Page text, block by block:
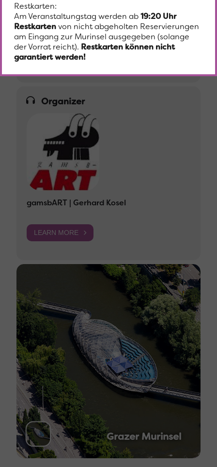
Organizer
gamsbART | Gerhard Kosel
LEARN MORE
Grazer Murinsel
Restkarten:
Am Veranstaltungstag werden ab19:20 Uhr
Restkartenvon nicht abgeholten Reservierungen
am Eingang zur Murinsel ausgegeben (solange
der Vorrat reicht). Restkarten können nicht
garantiert werden!